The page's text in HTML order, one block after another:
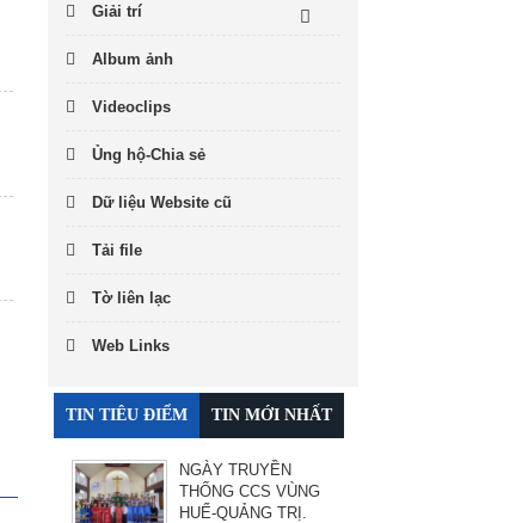
Giải trí
Album ảnh
Videoclips
Ủng hộ-Chia sẻ
Dữ liệu Website cũ
Tải file
Tờ liên lạc
Web Links
TIN TIÊU ĐIỂM TIN MỚI NHẤT
NGÀY TRUYỀN
THỐNG CCS VÙNG
HUẾ-QUẢNG TRỊ.